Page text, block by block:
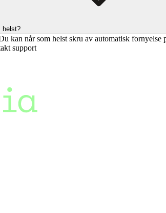
helst?
kan når som helst skru av automatisk fornyelse
support